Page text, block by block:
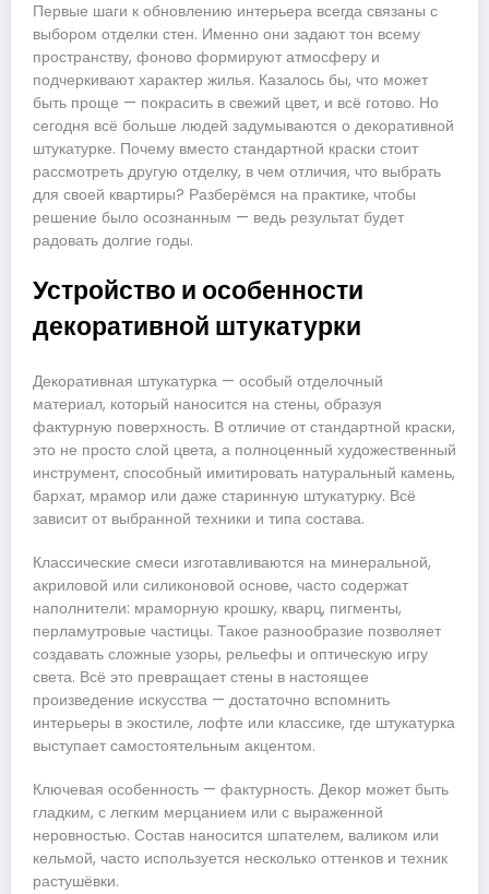
Первые шаги к обновлению интерьера всегда связаны с
выбором отделки стен. Именно они задают тон всему
пространству, фоново формируют атмосферу и
подчеркивают характер жилья. Казалось бы, что может
быть проще — покрасить в свежий цвет, и всё готово. Но
сегодня всё больше людей задумываются о декоративной
штукатурке. Почему вместо стандартной краски стоит
рассмотреть другую отделку, в чем отличия, что выбрать
для своей квартиры? Разберёмся на практике, чтобы
решение было осознанным — ведь результат будет
радовать долгие годы.
Устройство и особенности
декоративной штукатурки
Декоративная штукатурка — особый отделочный
материал, который наносится на стены, образуя
фактурную поверхность. В отличие от стандартной краски,
это не просто слой цвета, а полноценный художественный
инструмент, способный имитировать натуральный камень,
бархат, мрамор или даже старинную штукатурку. Всё
зависит от выбранной техники и типа состава.
Классические смеси изготавливаются на минеральной,
акриловой или силиконовой основе, часто содержат
наполнители: мраморную крошку, кварц, пигменты,
перламутровые частицы. Такое разнообразие позволяет
создавать сложные узоры, рельефы и оптическую игру
света. Всё это превращает стены в настоящее
произведение искусства — достаточно вспомнить
интерьеры в экостиле, лофте или классике, где штукатурка
выступает самостоятельным акцентом.
Ключевая особенность — фактурность. Декор может быть
гладким, с легким мерцанием или с выраженной
неровностью. Состав наносится шпателем, валиком или
кельмой, часто используется несколько оттенков и техник
растушёвки.